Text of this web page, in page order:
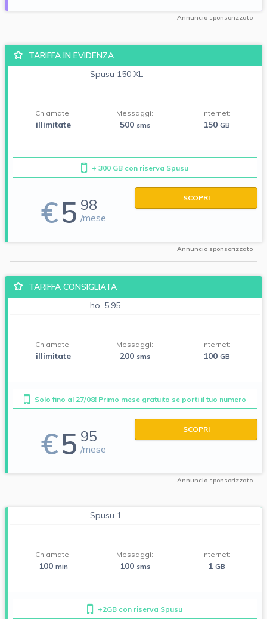
Annuncio sponsorizzato
TARIFFA IN EVIDENZA
Spusu 150 XL
Chiamate:
illimitate
Messaggi:
500 sms
Internet:
150 GB
+ 300 GB con riserva Spusu
€5 98
/mese
SCOPRI
Annuncio sponsorizzato
TARIFFA CONSIGLIATA
ho. 5,95
Chiamate:
illimitate
Messaggi:
200 sms
Internet:
100 GB
Solo fino al 27/08! Primo mese gratuito se porti il tuo numero
€5 95
/mese
SCOPRI
Annuncio sponsorizzato
Spusu 1
Chiamate:
100 min
Messaggi:
100 sms
Internet:
1 GB
+2GB con riserva Spusu